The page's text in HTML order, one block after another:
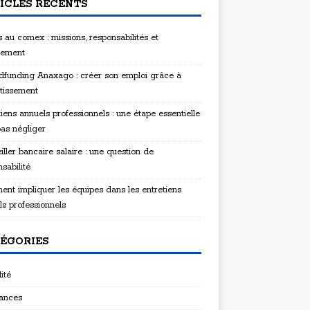
RÉCENTS
au comex : missions, responsabilités et
Anaxago : créer son emploi grâce à
annuels professionnels : une étape essentielle
négliger
bancaire salaire : une question de
impliquer les équipes dans les entretiens
professionnels